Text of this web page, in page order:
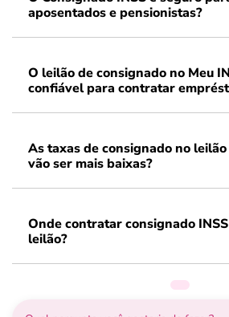
aposentados e pensionistas?
O leilão de consignado no Meu
confiável para contratar
As taxas de consignado no leilão
vão ser mais baixas?
Onde contratar consignado
leilão?